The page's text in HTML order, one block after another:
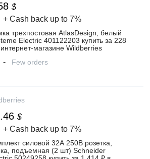
$
+ Cash back up to 7%
трехпостовая AtlasDesign, белый
Electric 401122203 купить за 228
Wildberries
- Few orders
$
+ Cash back up to 7%
силовой 32А 250В розетка,
подъемная (2 шт) Schneider